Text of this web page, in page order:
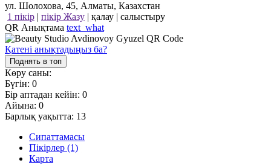
ул. Шолохова, 45, Алматы, Казахстан
1 пікір | пікір Жазу | қалау | салыстыру
QR Анықтама text_what
Қатені анықтадыңыз ба?
Поднять в топ
Көру саны:
Бүгін: 0
Бір аптадан кейін: 0
Айына: 0
Барлық уақытта: 13
Сипаттамасы
Пікірлер (1)
Карта